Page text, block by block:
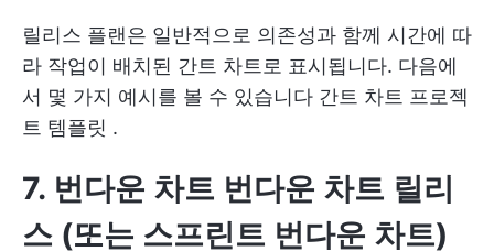
릴리스 플랜은 일반적으로 의존성과 함께 시간에 따
라 작업이 배치된 간트 차트로 표시됩니다. 다음에
서 몇 가지 예시를 볼 수 있습니다 간트 차트 프로젝
트 템플릿 .
7. 번다운 차트 번다운 차트 릴리
스 (또는 스프린트 번다운 차트)